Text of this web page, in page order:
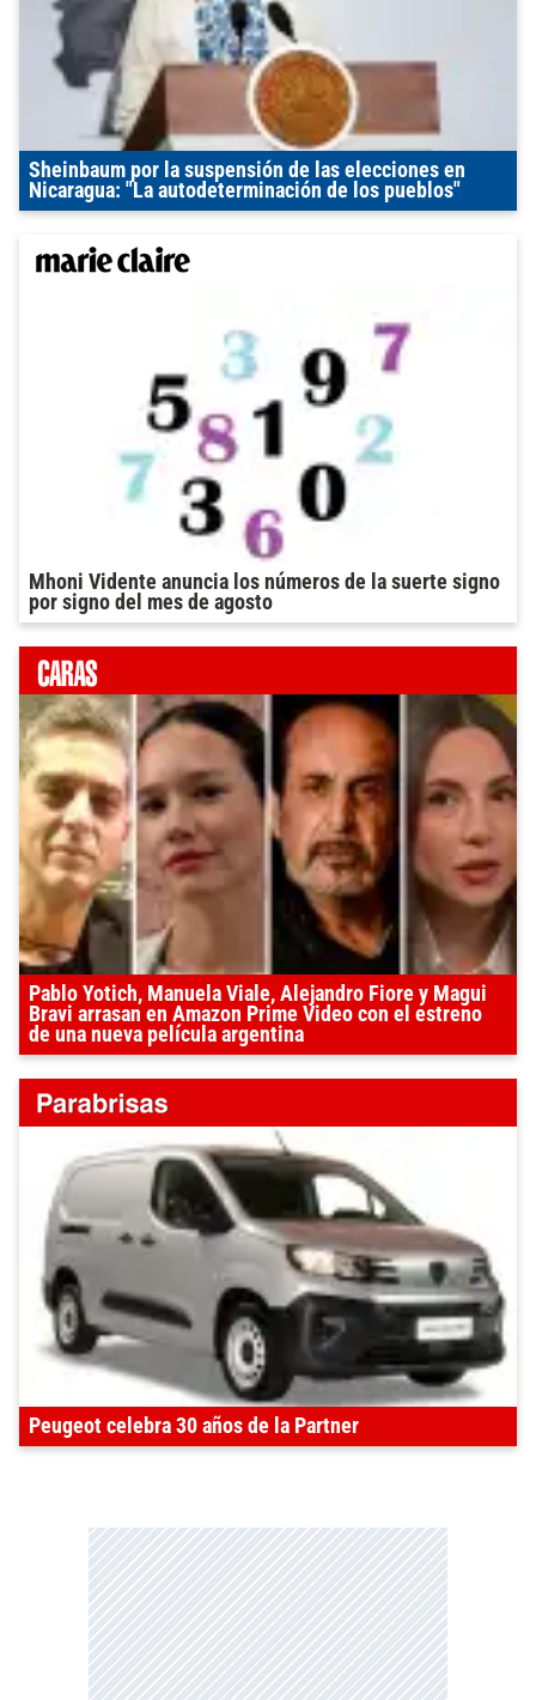
Sheinbaum por la suspensión de las elecciones en
Nicaragua: "La autodeterminación de los pueblos"
Mhoni Vidente anuncia los números de la suerte signo
por signo del mes de agosto
Pablo Yotich, Manuela Viale, Alejandro Fiore y Magui
Bravi arrasan en Amazon Prime Video con el estreno
de una nueva película argentina
Peugeot celebra 30 años de la Partner